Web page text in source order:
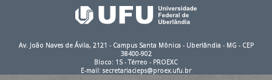
Av. João Naves de Ávila, 2121 - Campus Santa Mônica - Uberlândia - MG - CEP
38400-902
Bloco: 1S - Térreo - PROEXC
E-mail: secretariacieps@proex.ufu.br